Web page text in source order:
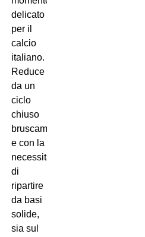
delicato
per il
calcio
italiano.
Reduce
da un
ciclo
chiuso
bruscamente
e con la
necessità
di
ripartire
da basi
solide,
sia sul